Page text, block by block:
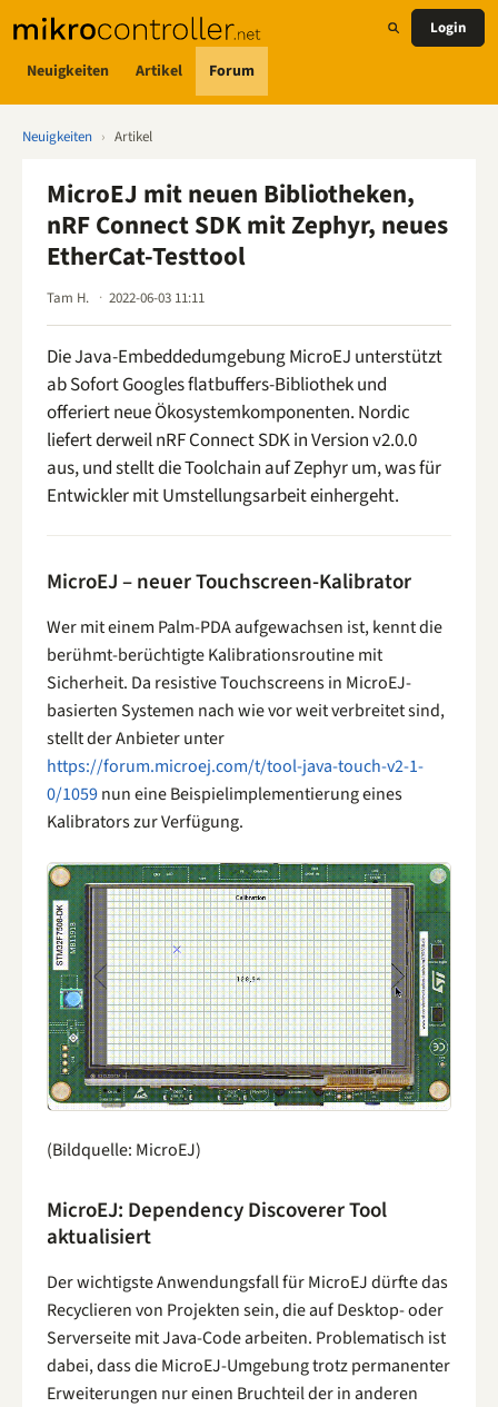
Neuigkeiten Artikel Forum
Login
Neuigkeiten › Artikel
MicroEJ mit neuen Bibliotheken,
nRF Connect SDK mit Zephyr, neues
EtherCat-Testtool
Tam H. 2022-06-03 11:11
Die Java-Embeddedumgebung MicroEJ unterstützt
ab Sofort Googles flatbuffers-Bibliothek und
offeriert neue Ökosystemkomponenten. Nordic
liefert derweil nRF Connect SDK in Version v2.0.0
aus, und stellt die Toolchain auf Zephyr um, was für
Entwickler mit Umstellungsarbeit einhergeht.
MicroEJ – neuer Touchscreen-Kalibrator
Wer mit einem Palm-PDA aufgewachsen ist, kennt die
berühmt-berüchtigte Kalibrationsroutine mit
Sicherheit. Da resistive Touchscreens in MicroEJ-
basierten Systemen nach wie vor weit verbreitet sind,
stellt der Anbieter unter
https://forum.microej.com/t/tool-java-touch-v2-1-
0/1059nun eine Beispielimplementierung eines
Kalibrators zur Verfügung.
(Bildquelle: MicroEJ)
MicroEJ: Dependency Discoverer Tool
aktualisiert
Der wichtigste Anwendungsfall für MicroEJ dürfte das
Recyclieren von Projekten sein, die auf Desktop- oder
Serverseite mit Java-Code arbeiten. Problematisch ist
dabei, dass die MicroEJ-Umgebung trotz permanenter
Erweiterungen nur einen Bruchteil der in anderen